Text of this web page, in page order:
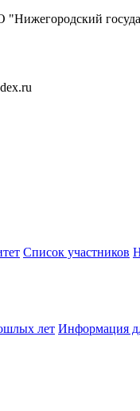
Список участников
лет Информация